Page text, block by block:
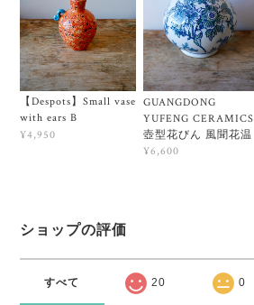
【Despots】Small vase
with ears B
¥4,950
GUANGDONG
YUFENG CERAMICS
壺型花びん 風聞花温
¥6,600
ショップの評価
すべて 20 0